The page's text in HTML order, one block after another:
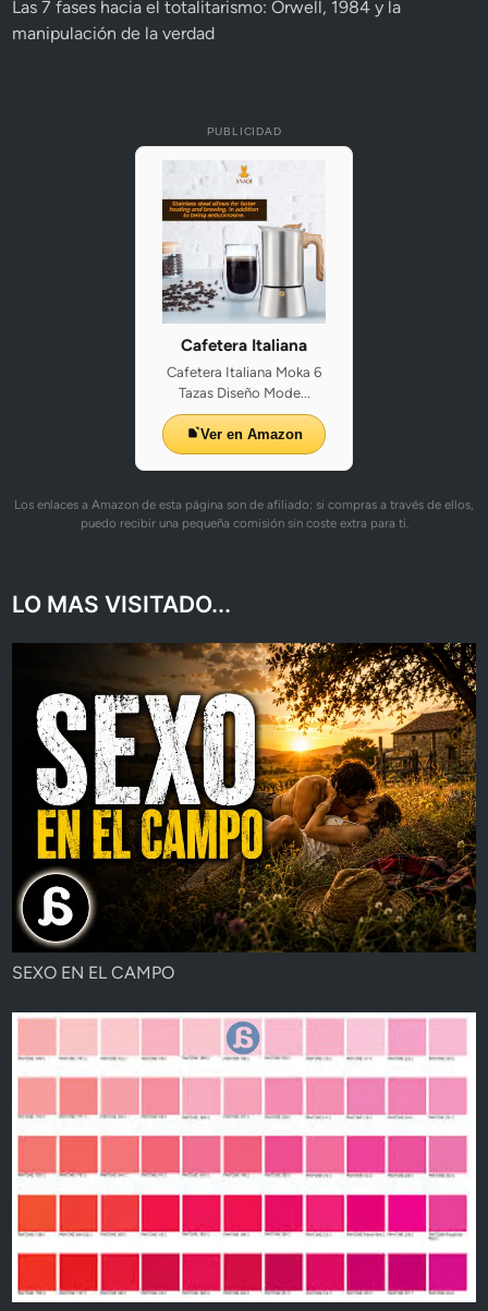
Las 7 fases hacia el totalitarismo: Orwell, 1984 y la
manipulación de la verdad
PUBLICIDAD
Cafetera Italiana
Cafetera Italiana Moka 6
Tazas Diseño Mode...
Ver en Amazon
Los enlaces a Amazon de esta página son de afiliado: si compras a través de ellos,
puedo recibir una pequeña comisión sin coste extra para ti.
LO MAS VISITADO...
SEXO EN EL CAMPO